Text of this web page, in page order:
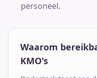
personeel.
Waarom
KMO's